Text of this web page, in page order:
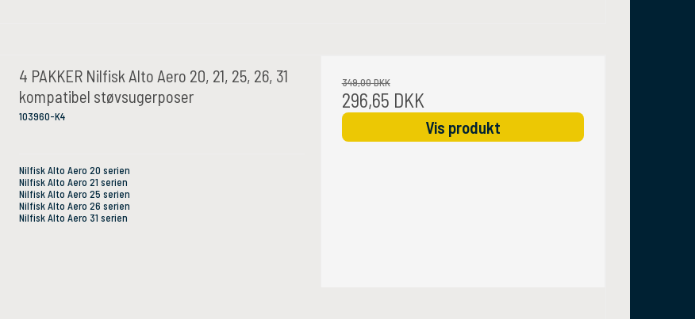
4 PAKKER Nilfisk Alto Aero 20, 21, 25, 26, 31
kompatibel støvsugerposer
103960-K4
Nilfisk Alto Aero 20 serien
Nilfisk Alto Aero 21 serien
Nilfisk Alto Aero 25 serien
Nilfisk Alto Aero 26 serien
Nilfisk Alto Aero 31 serien
349,00 DKK
296,65 DKK
Vis produkt